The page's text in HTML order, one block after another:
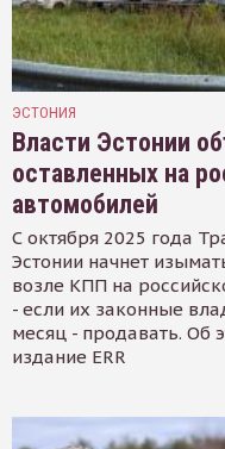
ЭСТОНИЯ
Власти Эстонии
оставленных на
автомобилей
С октября 2025 года
Эстонии начнет
возле КПП на
- если их законные
месяц - продавать. Об
издание ERR